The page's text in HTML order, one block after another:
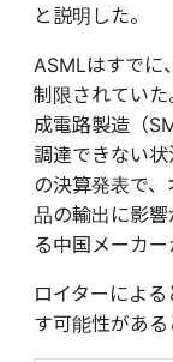
と説明した。
ASMLはすでに
制限されてい
成電路製造（
調達できない
の決算発表で
品の輸出に影
る中国メーカ
ロイターによ
す可能性がある